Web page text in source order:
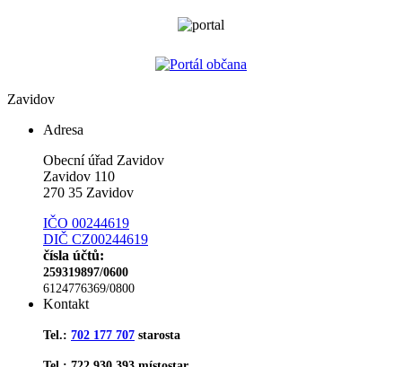
Zavidov
Adresa
Obecní úřad Zavidov
Zavidov 110
270 35 Zavidov
IČO 00244619
DIČ CZ00244619
čísla účtů:
259319897/0600
6124776369/0800
Kontakt
Tel.: 702 177 707 starosta